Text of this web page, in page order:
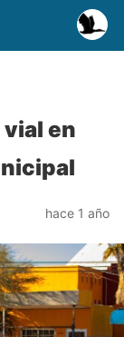
en
hace 1 año